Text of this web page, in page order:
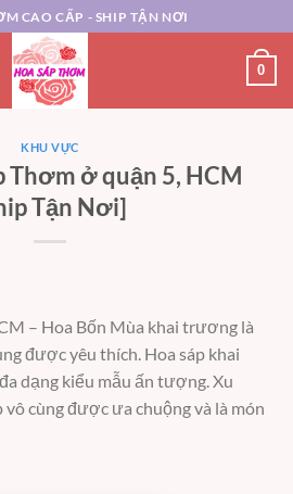
CAO CẤP - SHIP TẬN NƠI
0
KHU VỰC
Thơm ở quận 5, HCM
Tận Nơi]
– Hoa Bốn Mùa khai trương là
được yêu thích. Hoa sáp khai
dạng kiểu mẫu ấn tượng. Xu
cùng được ưa chuộng và là món